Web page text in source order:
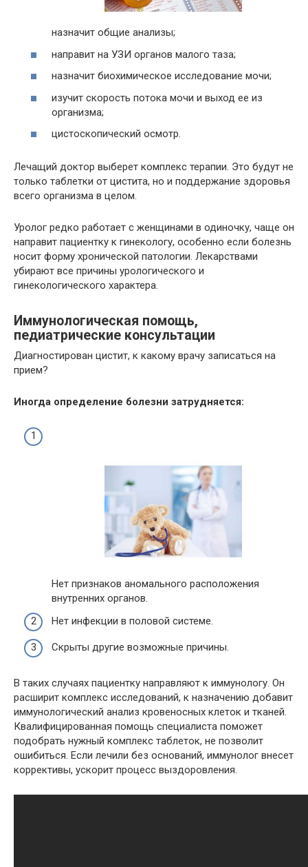
назначит общие анализы;
направит на УЗИ органов малого таза;
назначит биохимическое исследование мочи;
изучит скорость потока мочи и выход ее из
организма;
цистоскопический осмотр.
Лечащий доктор выберет комплекс терапии. Это будут не
только таблетки от цистита, но и поддержание здоровья
всего организма в целом.
Уролог редко работает с женщинами в одиночку, чаще он
направит пациентку к гинекологу, особенно если болезнь
носит форму хронической патологии. Лекарствами
убирают все причины урологического и
гинекологического характера.
Иммунологическая помощь,
педиатрические консультации
Диагностирован цистит, к какому врачу записаться на
прием?
Иногда определение болезни затрудняется:
Нет признаков аномального расположения
внутренних органов.
Нет инфекции в половой системе.
Скрыты другие возможные причины.
В таких случаях пациентку направляют к иммунологу. Он
расширит комплекс исследований, к назначению добавит
иммунологический анализ кровеносных клеток и тканей.
Квалифицированная помощь специалиста поможет
подобрать нужный комплекс таблеток, не позволит
ошибиться. Если лечили без оснований, иммунолог внесет
коррективы, ускорит процесс выздоровления.